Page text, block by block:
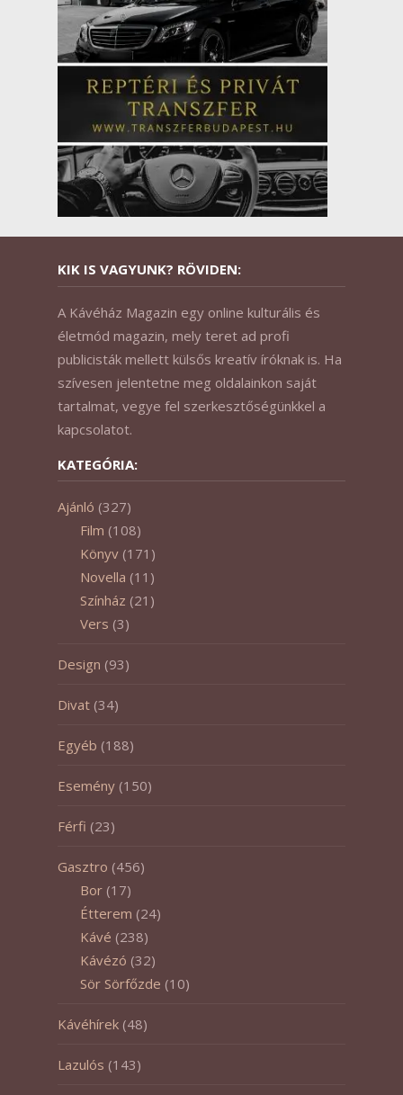
KIK IS VAGYUNK? RÖVIDEN:
A Kávéház Magazin egy online kulturális és
életmód magazin, mely teret ad profi
publicisták mellett külsős kreatív íróknak is. Ha
szívesen jelentetne meg oldalainkon saját
tartalmat, vegye fel szerkesztőségünkkel a
kapcsolatot.
KATEGÓRIA:
Ajánló (327)
Film (108)
Könyv (171)
Novella (11)
Színház (21)
Vers (3)
Design (93)
Divat (34)
Egyéb (188)
Esemény (150)
Férfi (23)
Gasztro (456)
Bor (17)
Étterem (24)
Kávé (238)
Kávézó (32)
Sör Sörfőzde (10)
Kávéhírek (48)
Lazulós (143)